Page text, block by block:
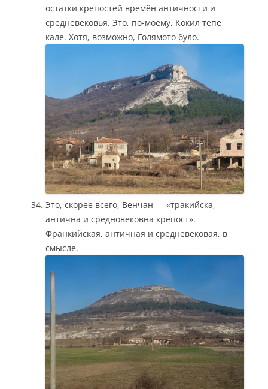
остатки крепостей времён античности и
средневековья. Это, по-моему, Кокил тепе
кале. Хотя, возможно, Голямото було.
Это, скорее всего, Венчан — «тракийска,
антична и средновековна крепост».
Франкийская, античная и средневековая, в
смысле.